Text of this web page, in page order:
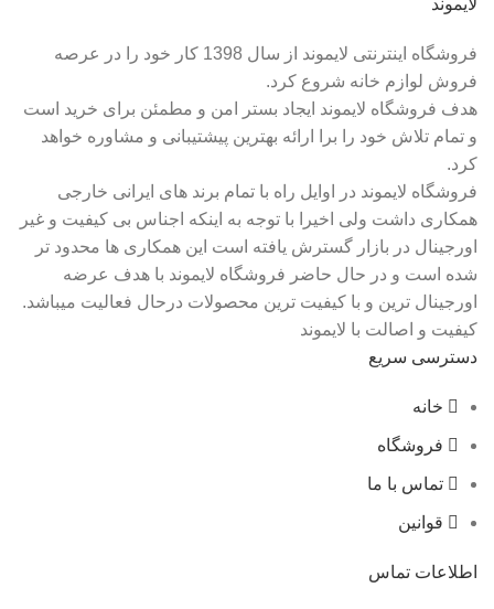
لایموند
فروشگاه اینترنتی لایموند از سال 1398 کار خود را در عرصه
فروش لوازم خانه شروع کرد.
هدف فروشگاه لایموند ایجاد بستر امن و مطمئن برای خرید است
و تمام تلاش خود را برا ارائه بهترین پیشتیبانی و مشاوره خواهد
کرد.
فروشگاه لایموند در اوایل راه با تمام برند های ایرانی خارجی
همکاری داشت ولی اخیرا با توجه به اینکه اجناس بی کیفیت و غیر
اورجینال در بازار گسترش یافته است این همکاری ها محدود تر
شده است و در حال حاضر فروشگاه لایموند با هدف عرضه
اورجینال ترین و با کیفیت ترین محصولات درحال فعالیت میباشد.
کیفیت و اصالت با لایموند
دسترسی سریع
خانه
فروشگاه
تماس با ما
قوانین
اطلاعات تماس